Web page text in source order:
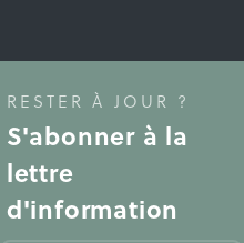
RESTER À JOUR ?
S'abonner à la
lettre
d'information